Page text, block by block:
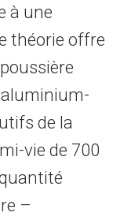
à une
théorie offre
de la
vie de 700
–